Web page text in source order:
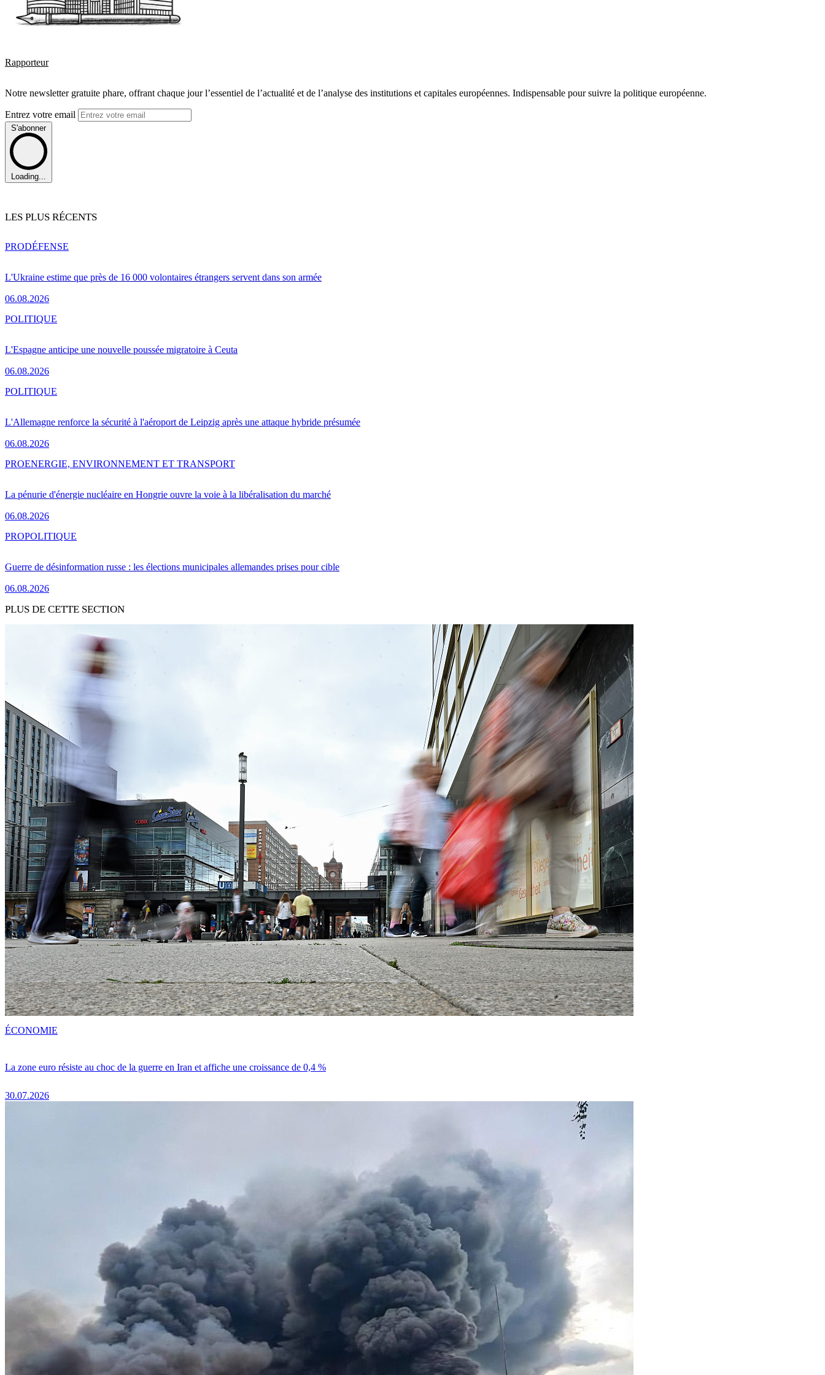
Rapporteur
Notre newsletter gratuite phare, offrant chaque jour l’essentiel de l’actualité et de l’analyse des institutions et capitales européennes. Indispensable pour suivre la politique européenne.
Entrez votre email
S'abonner
Loading...
LES PLUS RÉCENTS
L'Ukraine estime que près de 16 000 volontaires étrangers servent dans son armée
06.08.2026
PRODÉFENSE
L'Espagne anticipe une nouvelle poussée migratoire à Ceuta
06.08.2026
POLITIQUE
L'Allemagne renforce la sécurité à l'aéroport de Leipzig après une attaque hybride présumée
06.08.2026
POLITIQUE
La pénurie d'énergie nucléaire en Hongrie ouvre la voie à la libéralisation du marché
06.08.2026
PROENERGIE, ENVIRONNEMENT ET TRANSPORT
Guerre de désinformation russe : les élections municipales allemandes prises pour cible
06.08.2026
PROPOLITIQUE
PLUS DE CETTE SECTION
La zone euro résiste au choc de la guerre en Iran et affiche une croissance de 0,4 %
30.07.2026
ÉCONOMIE